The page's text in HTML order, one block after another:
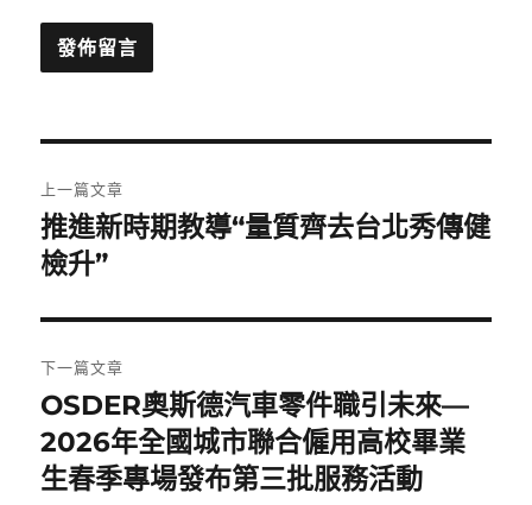
章
導
覽
上一篇文章
上
一
文
章:
推進新時期教導“量質齊去台北秀傳健
檢升”
下一篇文章
下
一
篇
OSDER奧斯德汽車零件職引未來—
2026年全國城市聯合僱用高校畢業
生春季專場發布第三批服務活動